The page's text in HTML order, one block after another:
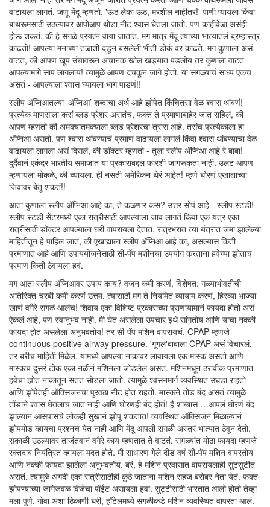
वाटायला लागतं. जणू मेंदू म्हणतो, 'ऊठ लेका ऊठ, मरशील नाहीतर!' पाणी प्यायला किंवा
बाथरूमसाठी उठल्यावर आपोआप थोडा नीट श्वास घेतला जातो. पण काहीवेळा असंही
होऊ शकतं, की हे सगळे प्रयत्न वाया जातात. मग मात्र मेंदू त्याच्या भात्यातलं ब्रम्हास्त्र
काढतो! आपल्या मनाच्या तळाशी दडून बसलेली भीती डोकं वर काढते. मग कुणाला असं
वाटतं, की आपण खूप उंचावरून अचानक खोल खड्यात पडलोय तर कुणाला वाटतं
आपल्यामागे साप लागलाय! त्यामुळे आपण दचकून जागे होतो. या सगळ्याचं साध्य एकच
असतं - आपल्याला श्वास घ्यायला भाग पाडणं!!
स्लीप अ‍ॅप्निआतल्या ‘अ‍ॅप्निआ’ शब्दाचा अर्थ आहे झोपेत किंचितसा वेळ श्वास थांबणं!
प्रत्येक माणसाला कसं ब्लड प्रेशर असतंच, फक्त ते प्रमाणाबाहेर जात राहिलं, की
आपण म्हणतो की अमक्यातमक्याला ब्लड प्रेशरचा त्रास आहे. तसंच प्रत्येकाला हा
अ‍ॅप्निआ असतो. पण श्वास थांबण्याचं प्रमाण वाढायला लागलं किंवा श्वास थांबण्याचा वेळ
वाढायला लागला असं दिसलं, की डॉक्टर म्हणतो - तुला स्लीप अ‍ॅप्निआ आहे रे बाबा!
दुर्दैवानं एकंदर भारतीय समाजात या प्रकाराबद्दल फारशी जागरूकता नाही. उलट आपण
म्हणायला मोकळे, की च्यायला, ही नसती अमेरिकन थेरं आहेत! म्हणे घोरणं एखाद्याच्या
जिवावर बेतू शकतं!!
आता कुणाला स्लीप अ‍ॅप्निआ आहे का, ते कळणार कसं? उत्तर सोपं आहे - स्लीप स्टडी!
स्लीप स्टडी सेंटरमध्ये एका रात्रीसाठी आपल्याला जावं लागतं किंवा एक यंत्र एका
रात्रीसाठी डॉक्टर आपल्याला घरी वापरायला देतात. रात्रभरात त्या यंत्रात जमा झालेल्या
माहितीतून हे पाहिलं जातं, की एखाद्याला स्लीप अ‍ॅप्निआ आहे का, असल्यास किती
प्रमाणात आहे आणि उपाययोजनेसाठी सी-पॅप मशीनचा उपयोग करताना हवेच्या झोताचं
प्रमाण किती ठेवायला हवं.
मग आता स्लीप अ‍ॅप्निआवर उपाय काय? वजन कमी करणं, विशेषत: गळ्याभोवतीची
अतिरिक्त चरबी कमी करणं उत्तम. त्यासाठी मग ते नियमित व्यायाम करणं, हिरव्या भाज्या
खाणं वगैरे सगळं आलंच! शिवाय एका विशिष्ट प्रकाराच्या प्राणायामानं फायदा होतो असं
ऐकलं आहे, पण स्वानुभव नाही. मी घेत असलेला उपचार इथे सांगतोय आणि याचा नक्की
फायदा होत असलेला अनुभवतोय! तर सी-पॅप मशिन वापरायचं. CPAP म्हणजे
continuous positive airway pressure. 'गूगल'बाबाला CPAP असं विचारलं,
तर बरीच माहिती मिळेल. यामध्ये आपल्या नाकावर लावायला एक मास्क असतो आणि
मास्कचं दुसरं टोक एका नळीनं मशिनला जोडलेलं असतं. मशिनमधून ठरावीक प्रमाणात
हवेचा झोत नाकातून सतत सोडला जातो. त्यामुळे श्वसनमार्ग व्यवस्थित उघडा राहतो
आणि झोपेतही ऑक्सिजनचा पुरवठा नीट होत राहतो. मास्कने तोंड बंद असतं त्यामुळे
तोंडाने श्वास घेतलाच जात नाही आणि घोरणंही बंद होतं! है शाब्बास …आपलं घोरणं बंद
झाल्यानं आसपासचे लोकही सुखानं झोपू शकतात! व्यवस्थित ऑक्सिजन मिळाल्यानं
झोपमोड व्हायचा प्रश्नच येत नाही आणि मेंदू आपली सगळी अस्त्रं भात्यात ठेवून देतो.
सकाळी उठल्यावर ताजंतवानं वगैरे काय म्हणतात ते वाटतं. सगळ्यांत मोठा फायदा म्हणजे
रक्तदाब नियंत्रित व्हायला मदत होते. मी साधारण गेले दीड वर्षं सी-पॅप मशिन वापरतोय
आणि नक्की फायदा झालेला अनुभवतोय. बरं, हे मशिन प्रवासात वापरायलाही सुटसुटीत
असतं. त्यामुळे अगदी एका रात्रीसाठीही कुठे जाताना मशिन सहज बरोबर नेता येतं. फक्त
झोपण्याच्या जागेजवळ विजेचा पॉईंट असायला हवा. सुट्टीसाठी भारतात आलो होतो तेव्हा
मला पुणे, गोवा अशा ठिकाणी घरी, हॉटेलमध्ये सगळीकडे मशिन व्यवस्थित वापरता आलं.